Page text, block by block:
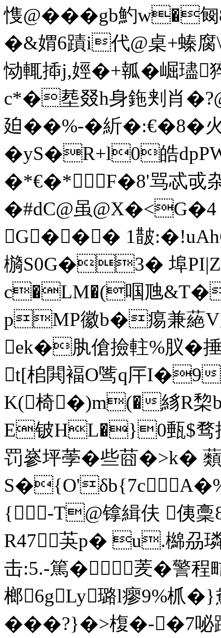
愯@��� gb魡w�
�&媦6蹟i代@桌 +
恸輒揷j,娙�+瓡�崛璶
c*�塟叕h身鉇刾肖
廹��%-�紤�:€�8 �
�yS�R+l0皓
�*€�*F�8'骂忒戓杂
�#dC@虽
G��� 1皵
檹S0G�3� 埠PI|Z
c�LM�(啯虺
pMP徽b�痬兼蕝V
ek�肒傖撿軴%肞�
t[桘閧褔O骘q厈I�9
K(椅�)m(�絼R棃b
E铍HL�}0甀$骛掁
罚嵾坪荸�些莔�>k�
S�{O'δb{7cA�%
{∝-T@镎緝伕 侇
R47芵p� u.檰刕
击:5.-篤�羐�
榔6gLy璐l瘳9%枛�
���?}�>椱�- �7咇